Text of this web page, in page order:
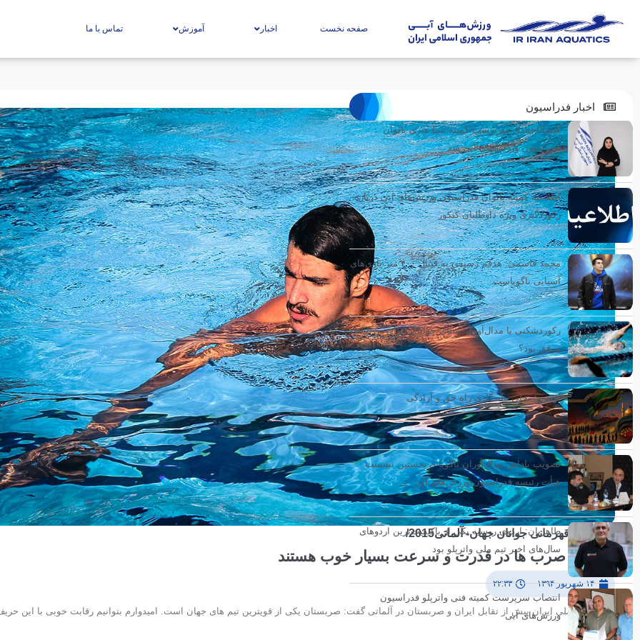
صفحه نخست اخبار آموزش تماس با ما
مسابقات قهرمانی جوانان جهان- آلماتی2015/
کیهانی: صرب ها در قدرت و سرعت بسیار خوب هستند
۱۴ شهریور ۱۳۹۴ ۲۲:۳۳
کاپیتان تیم ملی ایران پیش از تقابل ایران و صربستان در آلماتی گفت: صربستان یکی از قویترین تیم های جهان است. امیدوارم بتوانیم رقابت خوبی با این
اخبار فدراسیون
کیمیا احمدی سرپرست کمیته شنا هنری بانوان
فدراسیون ورزش‌های آبی شد
اطلاعیه کمیته بانوان فدراسیون ورزش‌های آبی درباره
رکوردگیری ویژه داوطلبان کنکور
محمد قاسمی: هدفم رسیدن به فینال ۴۰۰ متر بازی‌های
آسیایی ناگویاست
رکوردشکنی یا مدال‌آوری؛ شنای جوانان ایران در تایلند
موفق بود؟
اربعین؛ تجلی ماندگاری راه حق و آزادگی
تصویب پاداش مدال‌آوران ناگویا درنخستین نشست
هیأت رئیسه فدراسیون ورزش‌های آبی
طاهریان: اردوی روسیه یکی از باکیفیت‌ترین اردوهای
سال‌های اخیر تیم ملی واترپلو بود
انتصاب سرپرست کمیته فنی واترپلو فدراسیون
ورزش‌های آبی